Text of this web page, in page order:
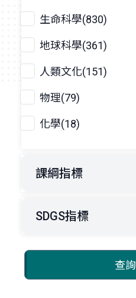
生命科學(830)
地球科學(361)
人類文化(151)
物理(79)
化學(18)
課綱指標
SDGS指標
查詢